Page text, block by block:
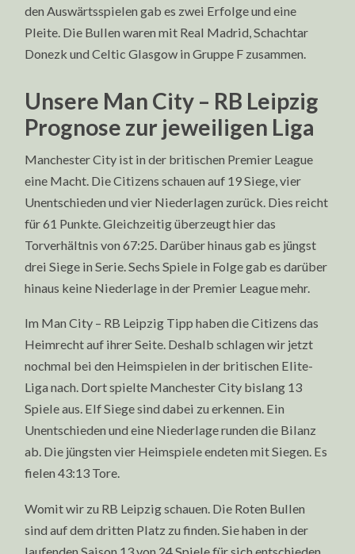
den Auswärtsspielen gab es zwei Erfolge und eine
Pleite. Die Bullen waren mit Real Madrid, Schachtar
Donezk und Celtic Glasgow in Gruppe F zusammen.
Unsere Man City – RB Leipzig
Prognose zur jeweiligen Liga
Manchester City ist in der britischen Premier League
eine Macht. Die Citizens schauen auf 19 Siege, vier
Unentschieden und vier Niederlagen zurück. Dies reicht
für 61 Punkte. Gleichzeitig überzeugt hier das
Torverhältnis von 67:25. Darüber hinaus gab es jüngst
drei Siege in Serie. Sechs Spiele in Folge gab es darüber
hinaus keine Niederlage in der Premier League mehr.
Im Man City – RB Leipzig Tipp haben die Citizens das
Heimrecht auf ihrer Seite. Deshalb schlagen wir jetzt
nochmal bei den Heimspielen in der britischen Elite-
Liga nach. Dort spielte Manchester City bislang 13
Spiele aus. Elf Siege sind dabei zu erkennen. Ein
Unentschieden und eine Niederlage runden die Bilanz
ab. Die jüngsten vier Heimspiele endeten mit Siegen. Es
fielen 43:13 Tore.
Womit wir zu RB Leipzig schauen. Die Roten Bullen
sind auf dem dritten Platz zu finden. Sie haben in der